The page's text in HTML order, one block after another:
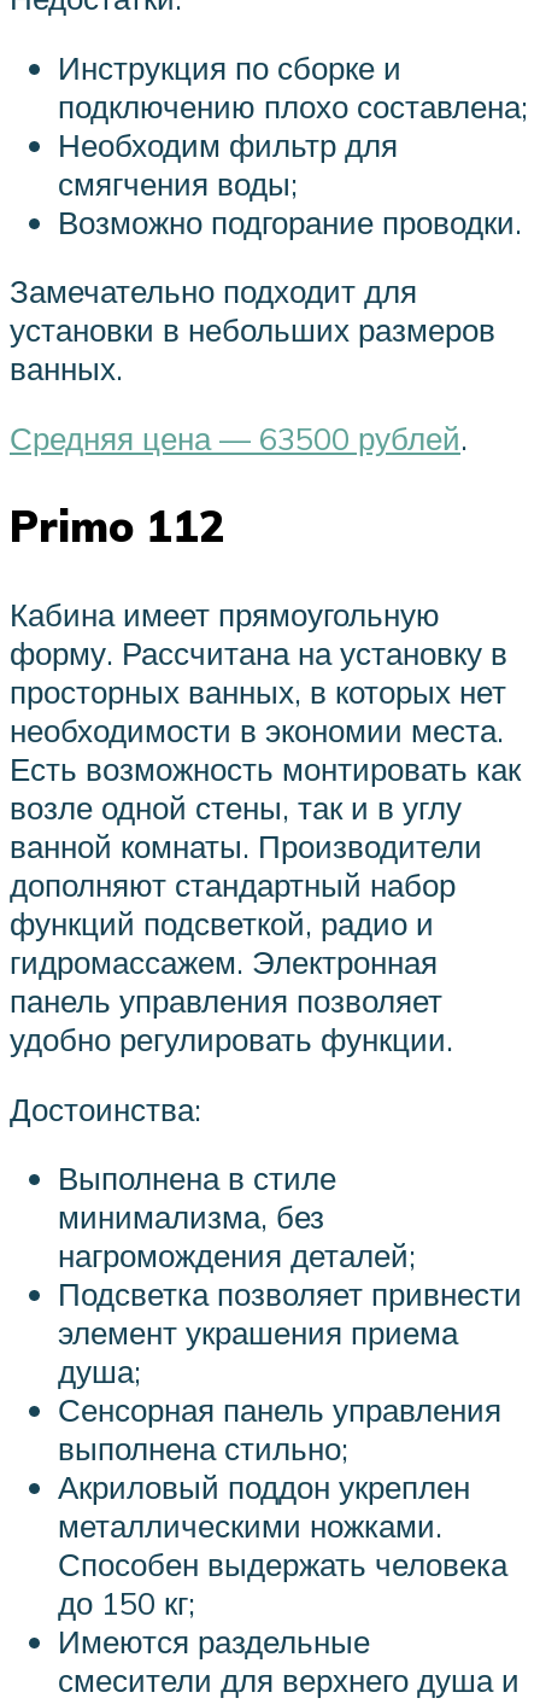
Инструкция по сборке и
подключению плохо составлена;
Необходим фильтр для
смягчения воды;
Возможно подгорание проводки.
Замечательно подходит для
установки в небольших размеров
ванных.
Средняя цена — 63500 рублей.
Primo 112
Кабина имеет прямоугольную
форму. Рассчитана на установку в
просторных ванных, в которых нет
необходимости в экономии места.
Есть возможность монтировать как
возле одной стены, так и в углу
ванной комнаты. Производители
дополняют стандартный набор
функций подсветкой, радио и
гидромассажем. Электронная
панель управления позволяет
удобно регулировать функции.
Достоинства:
Выполнена в стиле
минимализма, без
нагромождения деталей;
Подсветка позволяет привнести
элемент украшения приема
душа;
Сенсорная панель управления
выполнена стильно;
Акриловый поддон укреплен
металлическими ножками.
Способен выдержать человека
до 150 кг;
Имеются раздельные
смесители для верхнего душа и